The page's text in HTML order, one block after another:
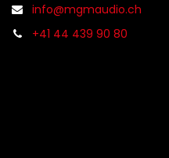
info@mgmaudio.ch
+41 44 439 90 80